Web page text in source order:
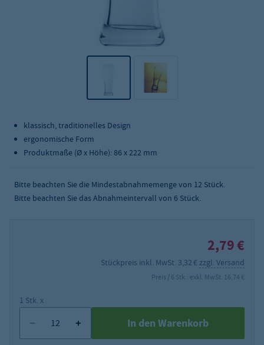
klassisch, traditionelles Design
ergonomische Form
Produktmaße (Ø x Höhe): 86 x 222 mm
Bitte beachten Sie die Mindestabnahmemenge von 12 Stück.
Bitte beachten Sie das Abnahmeintervall von 6 Stück.
2,79 €
Stückpreis inkl. MwSt. 3,32 € zzgl. Versand
Preis / 6 Stk.: exkl. MwSt. 16,74 €
1 Stk. x
In den Warenkorb